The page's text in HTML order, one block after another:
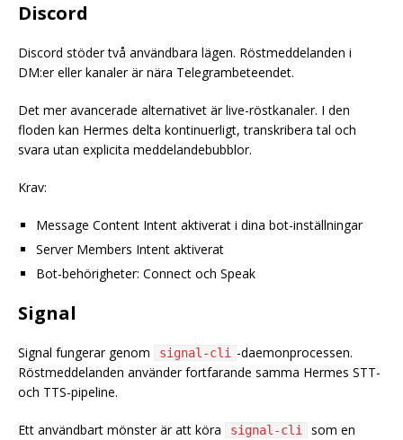
Discord
Discord stöder två användbara lägen. Röstmeddelanden i
DM:er eller kanaler är nära Telegrambeteendet.
Det mer avancerade alternativet är live-röstkanaler. I den
floden kan Hermes delta kontinuerligt, transkribera tal och
svara utan explicita meddelandebubblor.
Krav:
Message Content Intent aktiverat i dina bot-inställningar
Server Members Intent aktiverat
Bot-behörigheter: Connect och Speak
Signal
Signal fungerar genom signal-cli -daemonprocessen.
Röstmeddelanden använder fortfarande samma Hermes STT-
och TTS-pipeline.
Ett användbart mönster är att köra signal-cli
som en